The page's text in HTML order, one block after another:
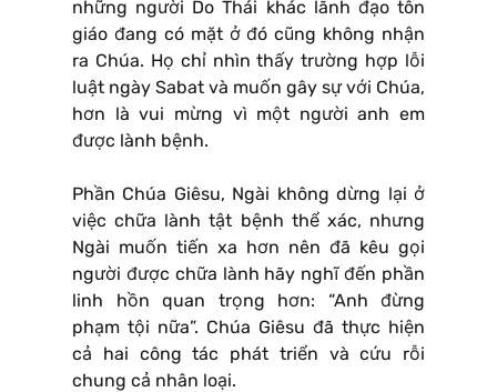
những người Do Thái khác lãnh đạo tôn
giáo đang có mặt ở đó cũng không nhận
ra Chúa. Họ chỉ nhìn thấy trường hợp lỗi
luật ngày Sabat và muốn gây sự với Chúa,
hơn là vui mừng vì một người anh em
được lành bệnh.
Phần Chúa Giêsu, Ngài không dừng lại ở
việc chữa lành tật bệnh thể xác, nhưng
Ngài muốn tiến xa hơn nên đã kêu gọi
người được chữa lành hãy nghĩ đến phần
linh hồn quan trọng hơn: “Anh đừng
phạm tội nữa”. Chúa Giêsu đã thực hiện
cả hai công tác phát triển và cứu rỗi
chung cả nhân loại.